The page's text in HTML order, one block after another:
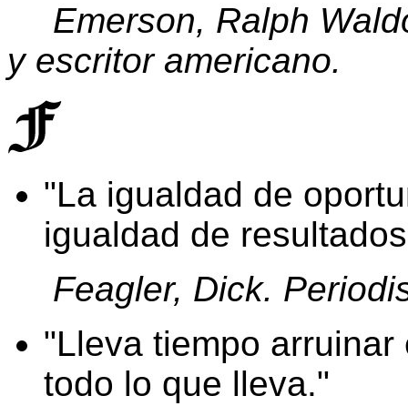
Emerson, Ralph
y escritor americano.
La igualdad de
igualdad de
Feagler, Dick.
Lleva tiempo
todo lo que lleva.